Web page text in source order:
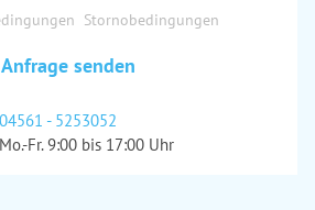
Stornobedingungen
Anfrage senden
04561 - 5253052
Mo.-Fr. 9:00 bis 17:00 Uhr